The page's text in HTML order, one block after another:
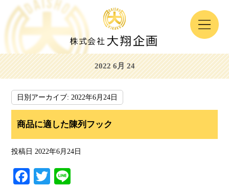
2022 6月 24
日別アーカイブ:2022年6月24日
商品に適した陳列フック
投稿日 2022年6月24日
Fa T